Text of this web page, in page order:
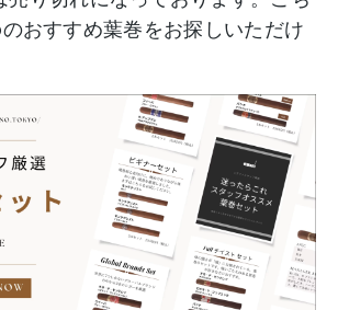
おすすめ葉巻をお探しいただけ